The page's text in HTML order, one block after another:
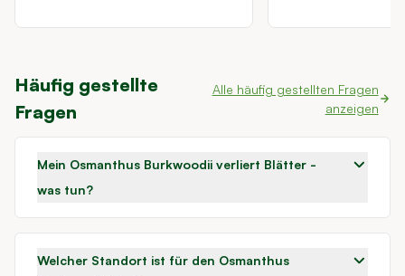
Häufig gestellte
Fragen
Alle häufig gestellten Fragen
anzeigen
Mein Osmanthus Burkwoodii verliert Blätter -
was tun?
Welcher Standort ist für den Osmanthus